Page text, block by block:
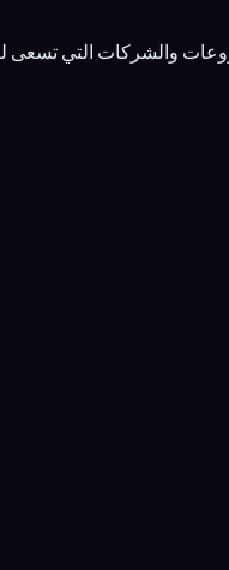
والشركات التي تسعى